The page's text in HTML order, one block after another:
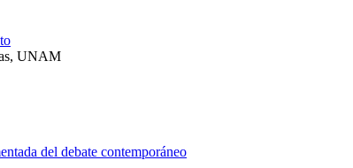
UNAM
del debate contemporáneo